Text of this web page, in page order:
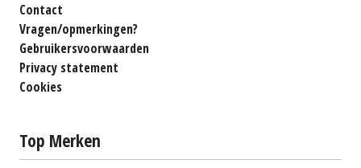
Contact
Vragen/opmerkingen?
Gebruikersvoorwaarden
Privacy statement
Cookies
Top Merken